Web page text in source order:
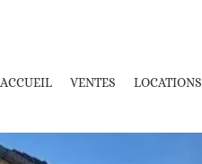
ACCUEIL VENTES LOCATIONS